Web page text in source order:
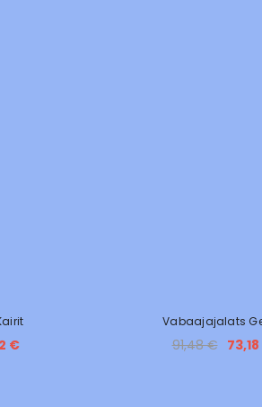
€
Vabaajajalats
91,48 €